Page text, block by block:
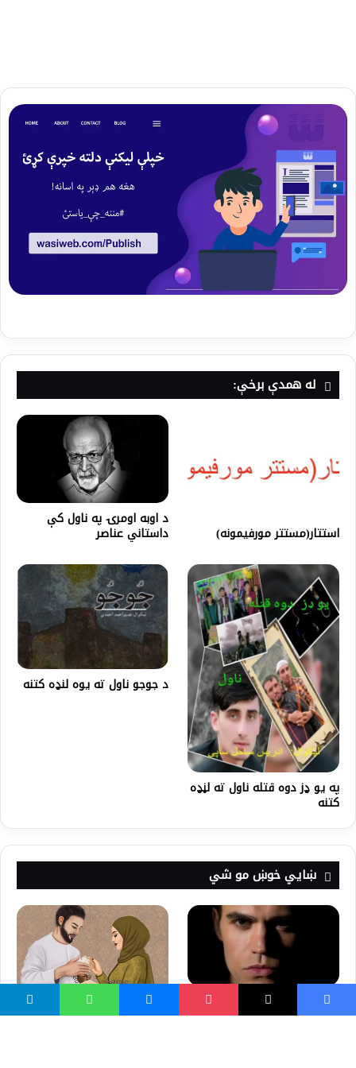
له همدې برخې:
استتار(مستتر مورفیمونه)
د اوبه اومرۍ په ناول کې
داستاني عناصر
په یو ډز دوه قتله ناول ته لڼډه
کتنه
د جوجو ناول ته یوه لنډه کتنه
ښايي خوښ مو شي
که ځوانه او تانده څېره غواړئ